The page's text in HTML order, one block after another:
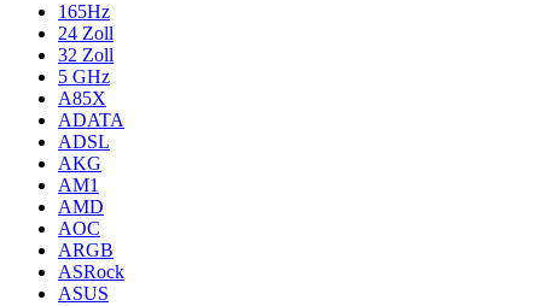
165Hz
24 Zoll
32 Zoll
5 GHz
A85X
ADATA
ADSL
AKG
AM1
AMD
AOC
ARGB
ASRock
ASUS